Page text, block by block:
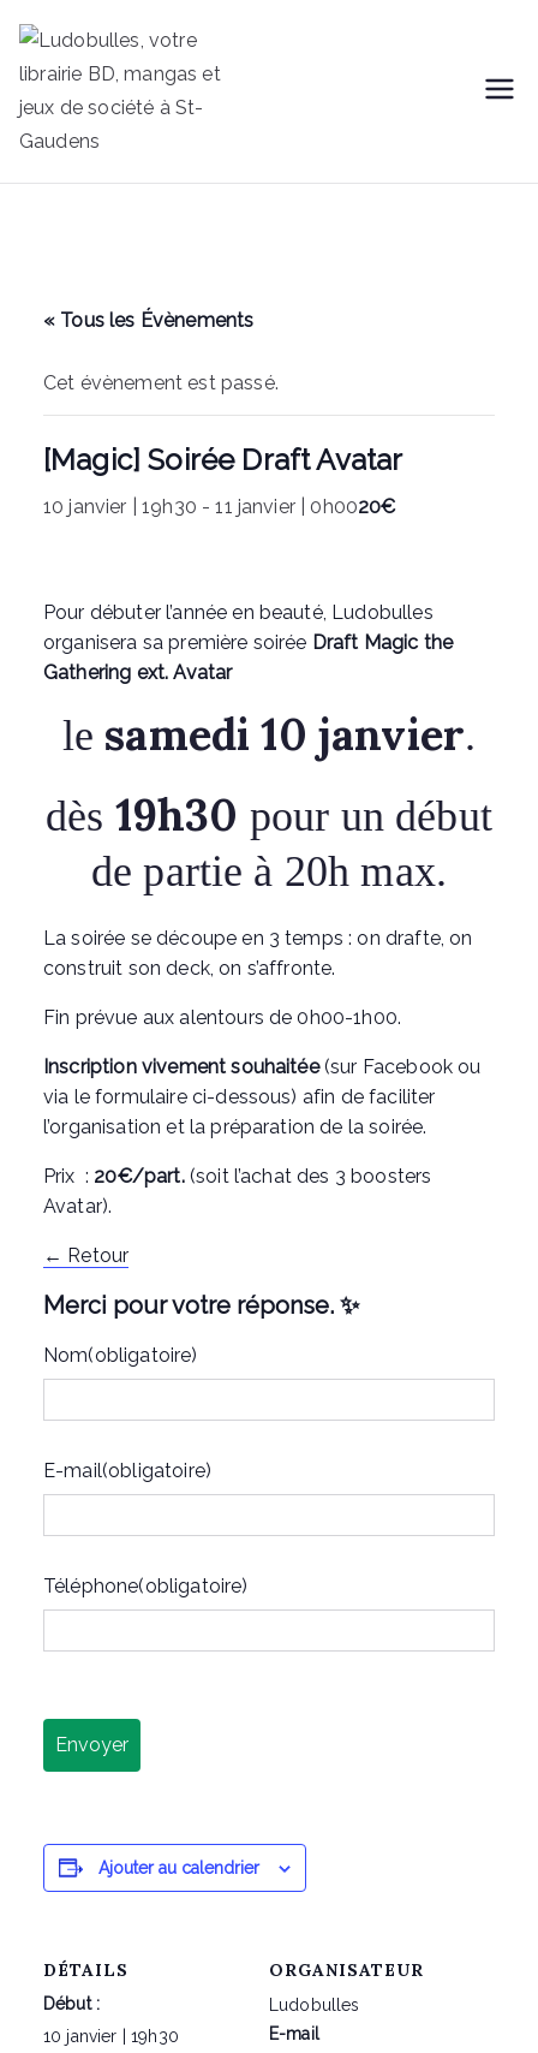
au
contenu
Ludobulles
« Tous les Évènements
Cet évènement est passé.
[Magic] Soirée Draft Avatar
10 janvier | 19h30 -11 janvier | 0h0020€
Pour débuter l’année en beauté, Ludobulles
organisera sa première soirée Draft Magic the
Gathering ext. Avatar
le samedi 10 janvier.
dès 19h30 pour un début
de partie à 20h max.
La soirée se découpe en 3 temps : on drafte, on
construit son deck, on s’affronte.
Fin prévue aux alentours de 0h00-1h00.
Inscription vivement souhaitée(sur Facebook ou
via le formulaire ci-dessous) afin de faciliter
l’organisation et la préparation de la soirée.
Prix : 20€/part.(soit l’achat des 3 boosters
Avatar).
← Retour
Merci pour votre réponse. ✨
Nom(obligatoire)
E-mail(obligatoire)
Téléphone(obligatoire)
Envoyer
Ajouter au calendrier
DÉTAILS
Début :
10 janvier | 19h30
ORGANISATEUR
Ludobulles
E-mail